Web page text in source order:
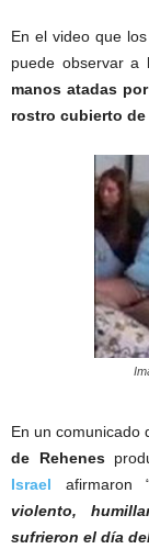
En el video que los
puede observar
manos atadas
rostro cubierto de
En un comunicado
de Rehenes
Israel afirmaron
violento,
sufrieron el día